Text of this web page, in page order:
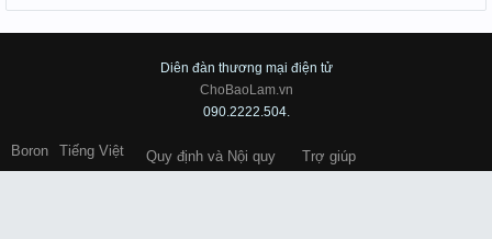
Diên đàn thương mại điện tử
ChoBaoLam.vn
090.2222.504.
Boron Tiếng Việt Quy định và Nội quy Trợ giúp